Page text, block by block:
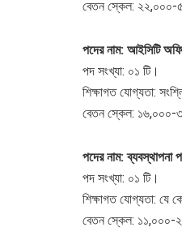
বেতন স্কেল: ২২,০০০-
পদের নাম: আইসিটি
পদ সংখ্যা: ০১ টি।
শিক্ষাগত যোগ্যতা:
বেতন স্কেল: ১৬,০০০-
পদের নাম: ব্যবস্থাপনা
পদ সংখ্যা: ০১ টি।
শিক্ষাগত যোগ্যতা: যে
বেতন স্কেল: ১১,০০০-